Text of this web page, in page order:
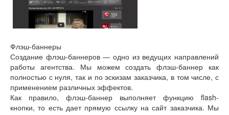
Флэш-баннеры
Создание флэш-баннеров — одно из ведущих направлений
работы агентства. Мы можем создать флэш-баннер как
полностью с нуля, так и по эскизам заказчика, в том числе, с
применением различных эффектов.
Как правило, флэш-баннер выполняет функцию flash-
кнопки, то есть дает прямую ссылку на сайт заказчика. Мы